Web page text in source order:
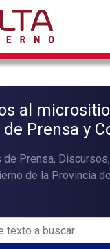
al
Prensa y
Prensa,
de la Provincia